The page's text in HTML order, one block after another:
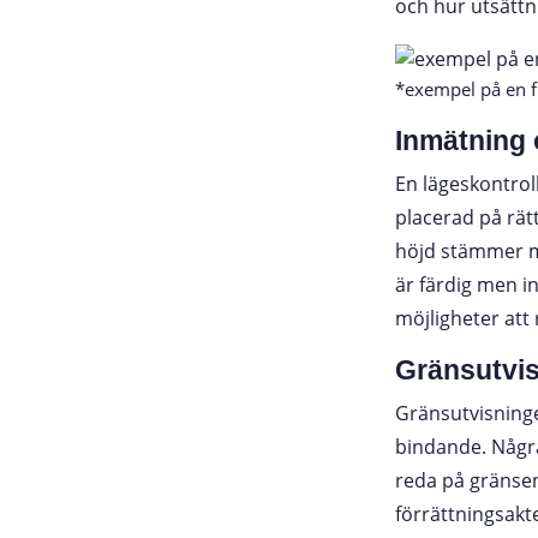
och hur
*exempel på en
Inmätning
En
placerad på
höjd stämmer
är färdig men
möjligheter att
bindande.
reda på